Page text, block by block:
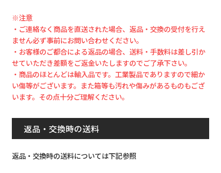
※注意
・ご連絡なく商品を直送された場合、返品・交換の受付を行え
ません必ず事前にお問い合わせください。
・お客様のご都合による返品の場合、送料・手数料は差し引か
せていただき差額をご返金いたしますのでご了承下さい。
・商品のほとんどは輸入品です。工業製品でありますので細か
い傷等がございます。また箱等も汚れや傷みがあるものもござ
います。その点十分ご理解ください。
返品・交換時の送料
返品・交換時の送料については下記参照